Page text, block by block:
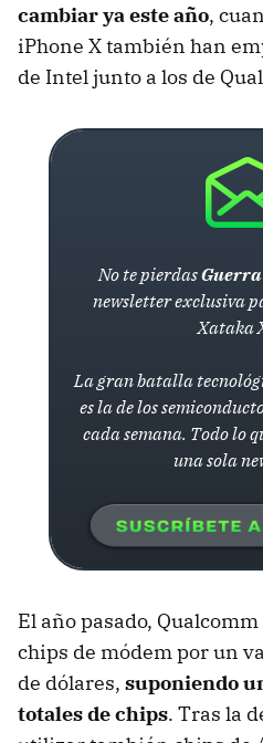
cambiar ya este año,
iPhone X también han
de Intel junto a los de
No te pierdasGuerra
newsletter exclusiva
Xataka
La gran batalla
es la de los
cada semana. Todo lo
una sola
El año pasado,
chips de módem por un
de dólares, suponiendo
totales de chips. Tras la